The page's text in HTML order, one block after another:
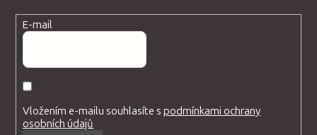
E-mail
Vložením e-mailu souhlasíte spodmínkami ochrany
osobních údajů